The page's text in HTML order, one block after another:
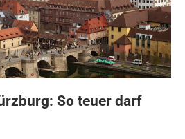
So teuer darf